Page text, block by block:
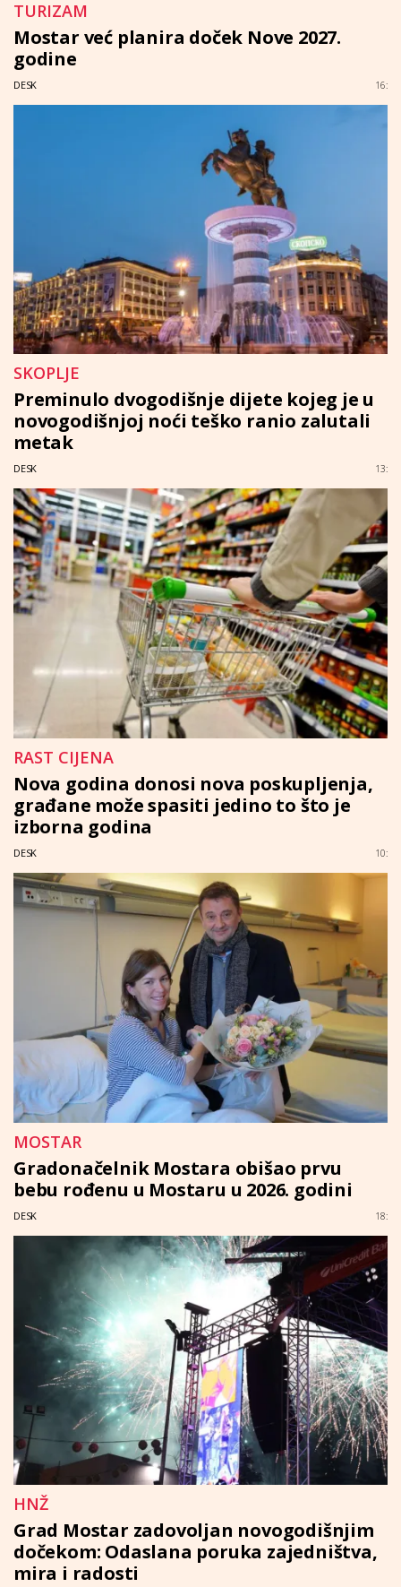
TURIZAM
Mostar već planira doček Nove 2027.
godine
DESK 16:
SKOPLJE
Preminulo dvogodišnje dijete kojeg je u
novogodišnjoj noći teško ranio zalutali
metak
DESK 13:
RAST CIJENA
Nova godina donosi nova poskupljenja,
građane može spasiti jedino to što je
izborna godina
DESK 10:
MOSTAR
Gradonačelnik Mostara obišao prvu
bebu rođenu u Mostaru u 2026. godini
DESK 18:
HNŽ
Grad Mostar zadovoljan novogodišnjim
dočekom: Odaslana poruka zajedništva,
mira i radosti